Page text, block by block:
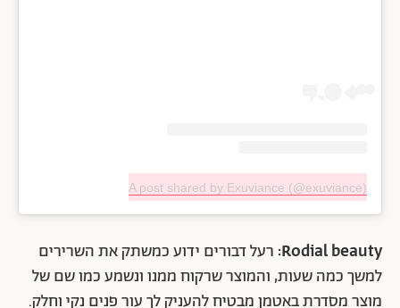
A post shared by Exuviance (@exuviance)
Rodial beauty: רעל דבורים ידוע כמשתק את השרירים
למשך כמה שעות, והמוצר שרקוח ממנו ונשמע כמו שם של
מוצר מסדרת באטמן מבטיח להעניק לך עור פנים נקי וחלק.